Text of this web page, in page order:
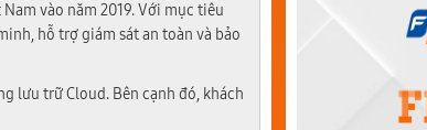
vào năm 2019. Với mục tiêu
hỗ trợ giám sát an toàn và bảo
lưu trữ Cloud. Bên cạnh đó, khách